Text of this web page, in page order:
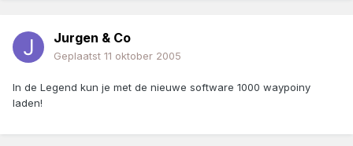
Jurgen & Co
Geplaatst 11 oktober 2005
In de Legend kun je met de nieuwe software 1000 waypoiny
laden!